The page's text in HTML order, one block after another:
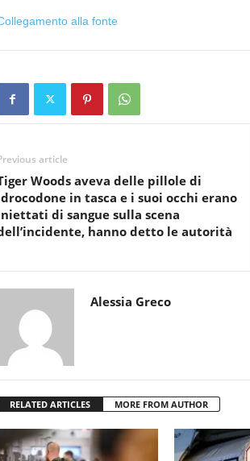
alla fonte
article
Woods aveva delle pillole di
in tasca e i suoi occhi erano
di sangue sulla scena
hanno detto le autorità
Alessia Greco
RELATED ARTICLES MORE FROM AUTHOR